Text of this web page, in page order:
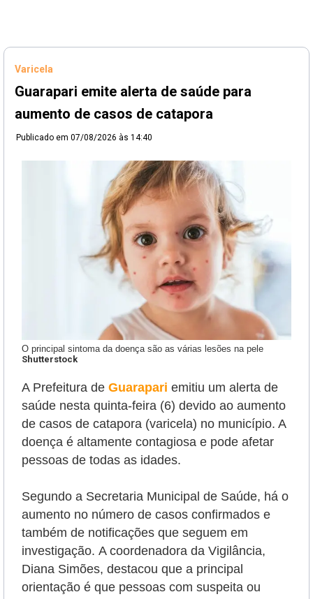
Varicela
Guarapari emite alerta de saúde para
aumento de casos de catapora
Publicado em 07/08/2026 às 14:40
O principal sintoma da doença são as várias lesões na pele
Shutterstock
A Prefeitura de Guarapari emitiu um alerta de
saúde nesta quinta-feira (6) devido ao aumento
de casos de catapora (varicela) no município. A
doença é altamente contagiosa e pode afetar
pessoas de todas as idades.
Segundo a Secretaria Municipal de Saúde, há o
aumento no número de casos confirmados e
também de notificações que seguem em
investigação. A coordenadora da Vigilância,
Diana Simões, destacou que a principal
orientação é que pessoas com suspeita ou